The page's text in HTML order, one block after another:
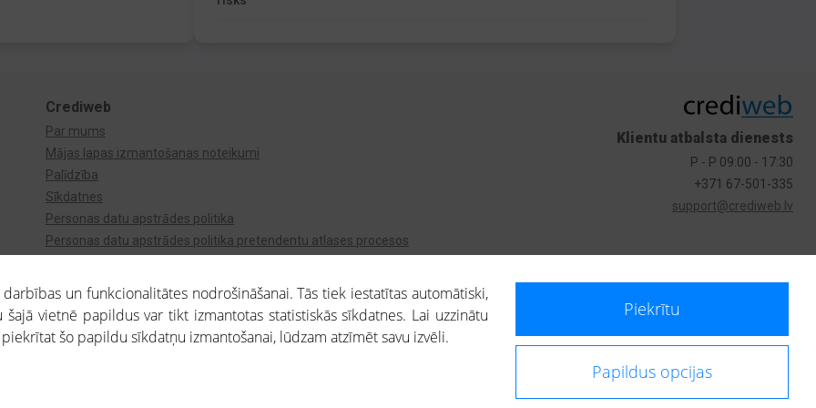
Crediweb
Par mums
Mājas lapas izmantošanas noteikumi
Palīdzība
Sīkdatnes
Personas datu apstrādes politika
Personas datu apstrādes politika pretendentu atlases procesos
Klientu atbalsta dienests
P - P 09:00 - 17:30
+371 67-501-335
support@crediweb.lv
ietvaros saņemtajai informācijai ir uzziņas raksturs, un tai nav juridiska spēka. Portāla lietotājs, izmantojot portālā saņemto informāciju, ir atbildīgs par fizisko
un funkcionalitātes nodrošināšanai. Tās tiek iestatītas automātiski,
vietnē papildus var tikt izmantotas statistiskās sīkdatnes. Lai uzzinātu
piekrītat šo papildu sīkdatņu izmantošanai, lūdzam atzīmēt savu izvēli.
Piekrītu
Papildus opcijas